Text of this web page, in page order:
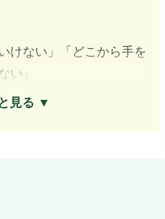
けない」「どこから手を
い」
、そんなご不安をお抱
見る ▼